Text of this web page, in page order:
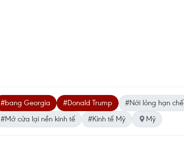
#bang Georgia #Donald Trump #Nới lỏng hạn chế
#Mở cửa lại nền kinh tế
#Kinh tế Mỹ Mỹ